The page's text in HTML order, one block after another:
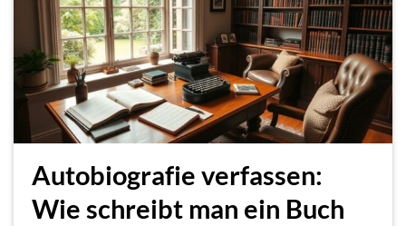
Autobiografie verfassen:
Wie schreibt man ein Buch